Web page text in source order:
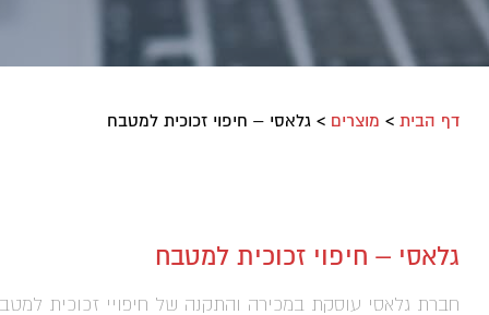
דף הבית> מוצרים > גלאסי – חיפוי זכוכית למטבח
גלאסי – חיפוי זכוכית למטבח
חברת גלאסי עוסקת במכירה והתקנה של חיפויי זכוכית